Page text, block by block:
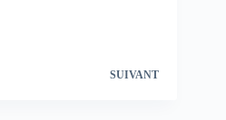
SUIVANT